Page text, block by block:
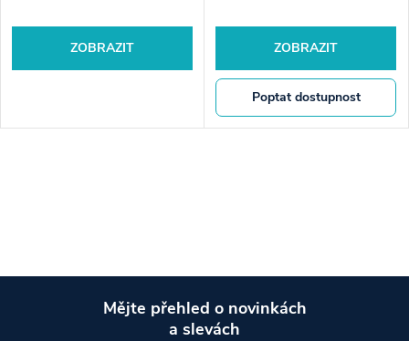
ZOBRAZIT ZOBRAZIT
Poptat dostupnost
Mějte přehled o novinkách
a slevách